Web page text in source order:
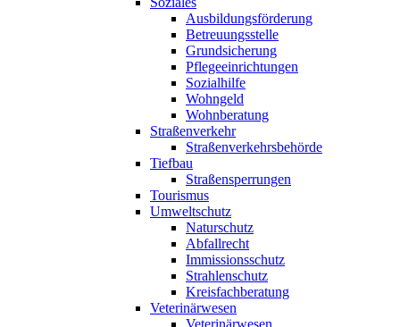
Ausbildungsförderung
Betreuungsstelle
Grundsicherung
Pflegeeinrichtungen
Sozialhilfe
Wohngeld
Wohnberatung
Straßenverkehr
Straßenverkehrsbehörde
Tiefbau
Straßensperrungen
Tourismus
Umweltschutz
Naturschutz
Abfallrecht
Immissionsschutz
Strahlenschutz
Kreisfachberatung
Veterinärwesen
Veterinärwesen